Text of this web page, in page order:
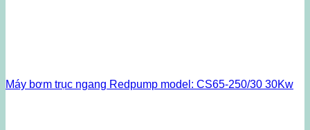
Máy bơm trục ngang Redpump model: CS65-250/30 30Kw